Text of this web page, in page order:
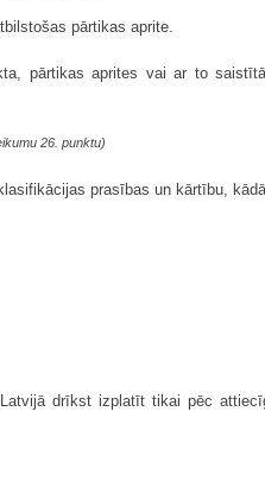
pārtikas aprite.
pārtikas aprites vai ar to
26. punktu)
prasības un kārtību,
drīkst izplatīt tikai pēc